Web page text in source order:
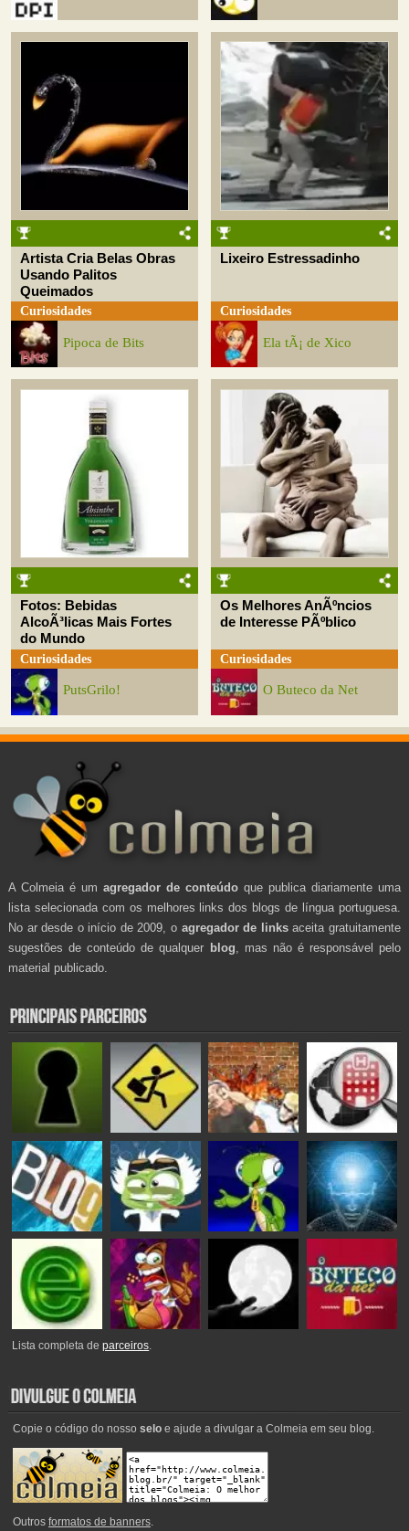
Artista Cria Belas Obras
Usando Palitos
Queimados
Curiosidades
Pipoca de Bits
Lixeiro Estressadinho
Curiosidades
Ela tÃ¡ de Xico
Fotos: Bebidas
AlcoÃ³licas Mais Fortes
do Mundo
Curiosidades
PutsGrilo!
Os Melhores AnÃºncios
de Interesse PÃºblico
Curiosidades
O Buteco da Net
A Colmeia é um agregador de conteúdo que publica diariamente uma
lista selecionada com os melhores links dos blogs de língua portuguesa.
No ar desde o início de 2009, o agregador de linksaceita gratuitamente
sugestões de conteúdo de qualquer blog , mas não é responsável pelo
material publicado.
Lista completa deparceiros.
Copie o código do nosso seloe ajude a divulgar a Colmeia em seu blog.
Outros formatos de banners.